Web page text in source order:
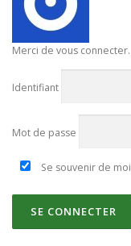
Merci de vous connecter.
Identifiant
Mot de passe
Se souvenir de moi